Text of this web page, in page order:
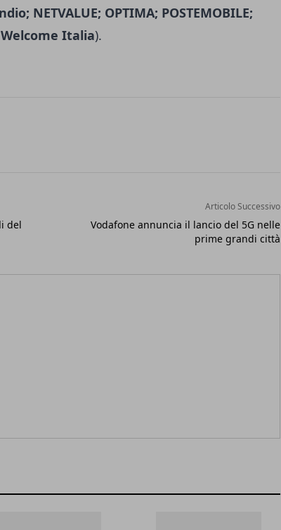
NETVALUE; OPTIMA; POSTEMOBILE;
Welcome Italia).
del
Articolo Successivo
Vodafone annuncia il lancio del 5G nelle
prime grandi città